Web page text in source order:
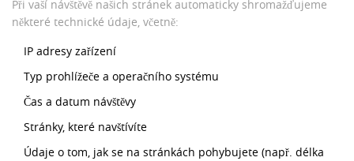
Při vaší návštěvě našich stránek automaticky shromažďujeme
některé technické údaje, včetně:
IP adresy zařízení
Typ prohlížeče a operačního systému
Čas a datum návštěvy
Stránky, které navštívíte
Údaje o tom, jak se na stránkách pohybujete (např. délka